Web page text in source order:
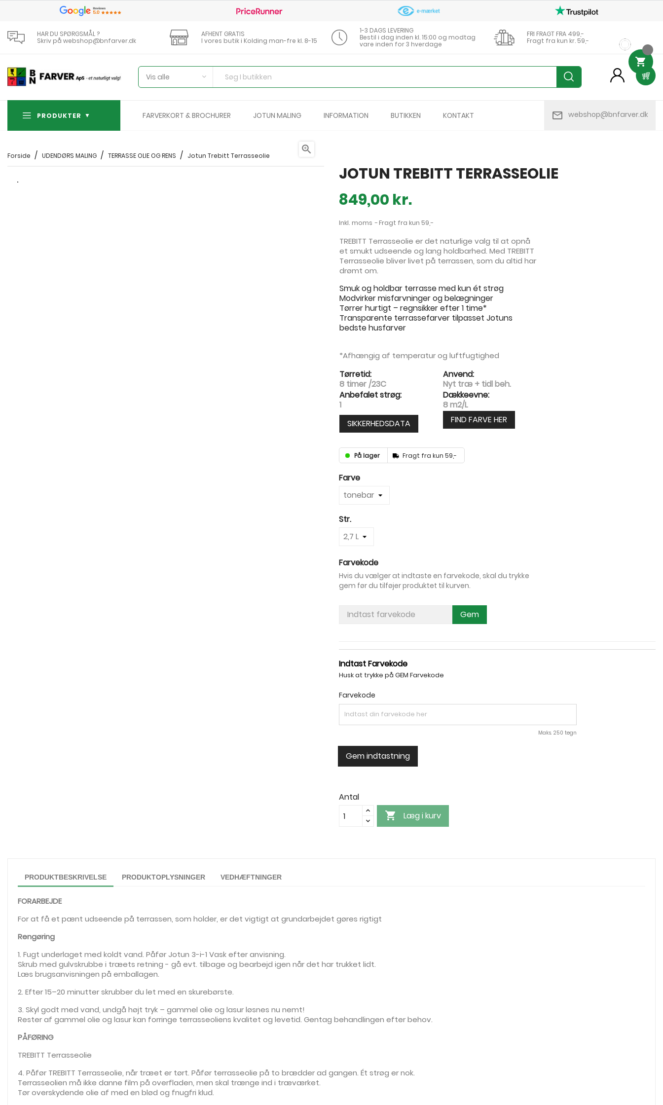
HAR DU SPØRGSMÅL ?
Skriv på webshop@bnfarver.dk
AFHENT GRATIS
I vores butik i Kolding man-fre kl. 8-15
1-3 DAGS LEVERING
Bestil i dag inden kl. 15:00 og modtag
vare inden for 3 hverdage
FRI FRAGT FRA 499,-
Fragt fra kun kr. 59,-
Vis alle person
PRODUKTER FARVERKORT & BROCHURER JOTUN MALING INFORMATION BUTIKKEN KONTAKT mail_outline webshop@bnfarver.dk
Forside UDENDØRS MALING TERRASSE OLIE OG RENS Jotun Trebitt Terrasseolie

JOTUN TREBITT TERRASSEOLIE
849,00 kr.
Inkl. moms Fragt fra kun 59,-
TREBITT Terrasseolie er det naturlige valg til at opnå
et smukt udseende og lang holdbarhed. Med TREBITT
Terrasseolie bliver livet på terrassen, som du altid har
drømt om.
Smuk og holdbar terrasse med kun ét strøg
Modvirker misfarvninger og belægninger
Tørrer hurtigt – regnsikker efter 1 time*
Transparente terrassefarver tilpasset Jotuns
bedste husfarver
*Afhængig af temperatur og luftfugtighed
Tørretid:
8 timer /23C
Anvend:
Nyt træ + tidl beh.
Anbefalet strøg:
1
Dækkeevne:
8 m2/L
SIKKERHEDSDATA
FIND FARVE HER
På lager Fragt fra kun 59,-
Farve
Str.
Farvekode
Hvis du vælger at indtaste en farvekode, skal du trykke
gem før du tilføjer produktet til kurven.
Gem
Indtast Farvekode
Husk at trykke på GEM Farvekode
Farvekode
Maks. 250 tegn
Gem indtastning
Antal
 Læg i kurv
PRODUKTBESKRIVELSE PRODUKTOPLYSNINGER VEDHÆFTNINGER
FORARBEJDE
For at få et pænt udseende på terrassen, som holder, er det vigtigt at grundarbejdet gøres rigtigt
Rengøring
1. Fugt underlaget med koldt vand. Påfør Jotun 3-i-1 Vask efter anvisning.
Skrub med gulvskrubbe i træets retning - gå evt. tilbage og bearbejd igen når det har trukket lidt.
Læs brugsanvisningen på emballagen.
2. Efter 15–20 minutter skrubber du let med en skurebørste.
3. Skyl godt med vand, undgå højt tryk – gammel olie og lasur løsnes nu nemt!
Rester af gammel olie og lasur kan forringe terrasseoliens kvalitet og levetid. Gentag behandlingen efter behov.
PÅFØRING
TREBITT Terrasseolie
4. Påfør TREBITT Terrasseolie, når træet er tørt. Påfør terrasseolie på to brædder ad gangen. Ét strøg er nok.
Terrasseolien må ikke danne film på overfladen, men skal trænge ind i træværket.
Tør overskydende olie af med en blød og fnugfri klud.
